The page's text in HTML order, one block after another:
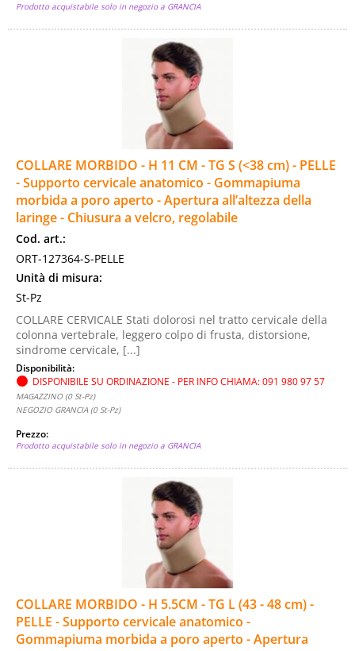
Prodotto acquistabile solo in negozio a GRANCIA
COLLARE MORBIDO - H 11 CM - TG S (<38 cm) - PELLE
- Supporto cervicale anatomico - Gommapiuma
morbida a poro aperto - Apertura all’altezza della
laringe - Chiusura a velcro, regolabile
Cod. art.:
ORT-127364-S-PELLE
Unità di misura:
St-Pz
COLLARE CERVICALE Stati dolorosi nel tratto cervicale della
colonna vertebrale, leggero colpo di frusta, distorsione,
sindrome cervicale, [...]
Disponibilità:
DISPONIBILE SU ORDINAZIONE - PER INFO CHIAMA: 091 980 97 57
MAGAZZINO (0 St-Pz)
NEGOZIO GRANCIA (0 St-Pz)
Prezzo:
Prodotto acquistabile solo in negozio a GRANCIA
COLLARE MORBIDO - H 5.5CM - TG L (43 - 48 cm) -
PELLE - Supporto cervicale anatomico -
Gommapiuma morbida a poro aperto - Apertura